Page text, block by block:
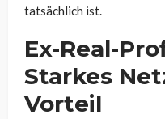
tatsächlich ist.
Ex-Real-
Starkes
Vorteil